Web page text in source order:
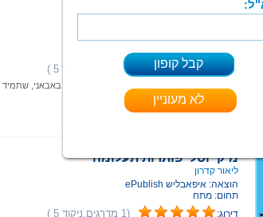
תפוח אסור
הוצאה: איפאבליש ePublish
תחום: מתח
דירוג:
(1 מדרגים,ניקוד 5 )
תפוח אסור הוא ספר הביכורים של ליאור בנימיני באבאני,
את ספרי הפשע והרומן
קרא עוד > > >
קיים בפורמטים:
ePub
מיקי וטלי פותרות תעלומה
ליאור קדרון
הוצאה: איפאבליש ePublish
תחום: מתח
דירוג:
(1 מדרגים,ניקוד 5 )